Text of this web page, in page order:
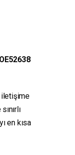
OE52638
iletişime
en kısa